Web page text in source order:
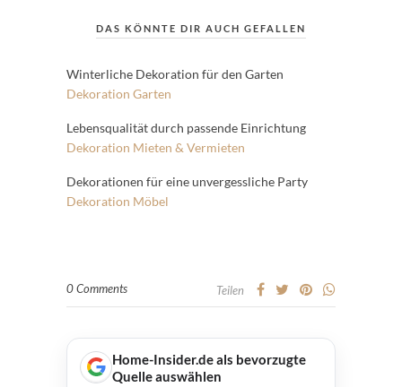
DAS KÖNNTE DIR AUCH GEFALLEN
Winterliche Dekoration für den Garten
Dekoration Garten
Lebensqualität durch passende Einrichtung
Dekoration Mieten & Vermieten
Dekorationen für eine unvergessliche Party
Dekoration Möbel
0 Comments Teilen
Home-Insider.de als bevorzugte
Quelle auswählen